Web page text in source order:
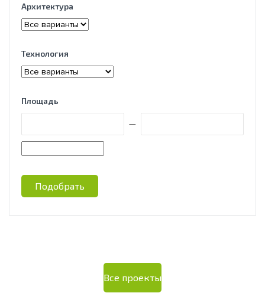
Архитектура
Технология
Площадь
—
Подобрать
Все проекты